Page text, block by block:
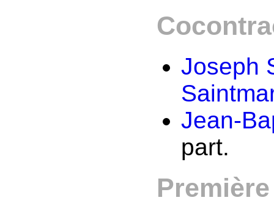
Joseph
Jean-
part.